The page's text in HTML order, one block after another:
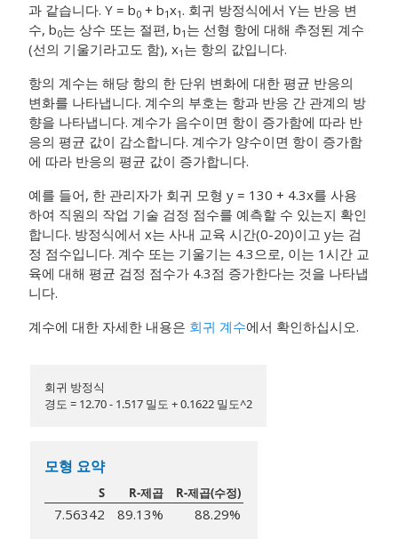
과 같습니다. Y = b0 + b1x1. 회귀 방정식에서 Y는 반응 변
수, b0는 상수 또는 절편, b1 는 선형 항에 대해 추정된 계수
(선의 기울기라고도 함), x1 는 항의 값입니다.
항의 계수는 해당 항의 한 단위 변화에 대한 평균 반응의
변화를 나타냅니다. 계수의 부호는 항과 반응 간 관계의 방
향을 나타냅니다. 계수가 음수이면 항이 증가함에 따라 반
응의 평균 값이 감소합니다. 계수가 양수이면 항이 증가함
에 따라 반응의 평균 값이 증가합니다.
예를 들어, 한 관리자가 회귀 모형 y = 130 + 4.3x를 사용
하여 직원의 작업 기술 검정 점수를 예측할 수 있는지 확인
합니다. 방정식에서 x는 사내 교육 시간(0-20)이고 y는 검
정 점수입니다. 계수 또는 기울기는 4.3으로, 이는 1시간 교
육에 대해 평균 검정 점수가 4.3점 증가한다는 것을 나타냅
니다.
계수에 대한 자세한 내용은 회귀 계수에서 확인하십시오.
회귀 방정식
경도 = 12.70 - 1.517 밀도 + 0.1622 밀도^2
모형 요약
S R-제곱 R-제곱(수정)
7.56342 89.13% 88.29%